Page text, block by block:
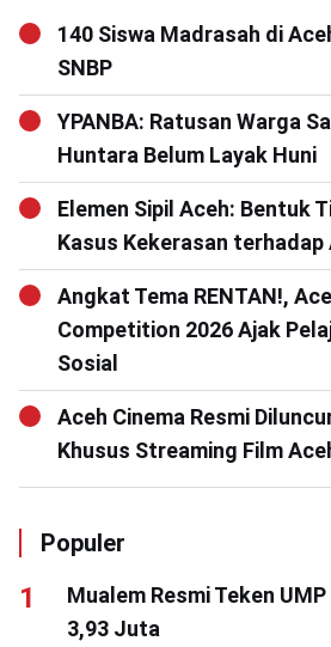
140 Siswa Madrasah di
SNBP
YPANBA: Ratusan Warga
Huntara Belum Layak Huni
Elemen Sipil Aceh: Bentuk
Kasus Kekerasan terhadap
Angkat Tema RENTAN!,
Competition 2026 Ajak
Sosial
Aceh Cinema Resmi
Khusus Streaming Film
Populer
Mualem Resmi Teken
3,93 Juta